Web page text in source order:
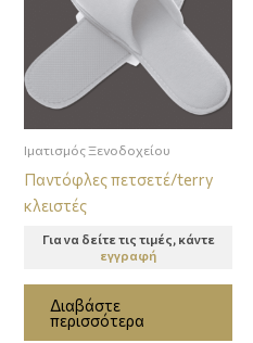
Ιματισμός Ξενοδοχείου
Παντόφλες πετσετέ/terry
κλειστές
Για να δείτε τις τιμές, κάντε
εγγραφή
Διαβάστε
περισσότερα